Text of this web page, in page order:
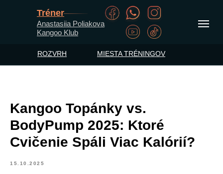
Anastasiia Poliakova
Kangoo Klub
Tréner
ROZVRH MIESTA TRÉNINGOV
Kangoo Topánky vs.
BodyPump 2025: Ktoré
Cvičenie Spáli Viac Kalórií?
15.10.2025